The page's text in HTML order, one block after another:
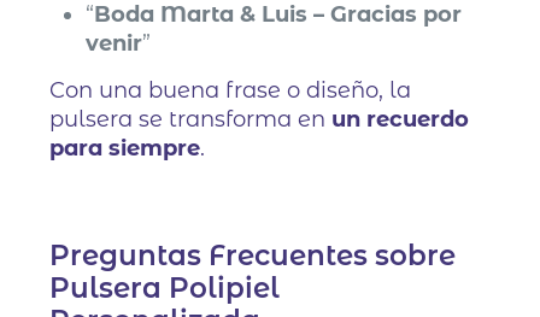
“Boda Marta & Luis – Gracias por
venir”
Con una buena frase o diseño, la
pulsera se transforma en un recuerdo
para siempre.
Preguntas Frecuentes sobre
Pulsera Polipiel